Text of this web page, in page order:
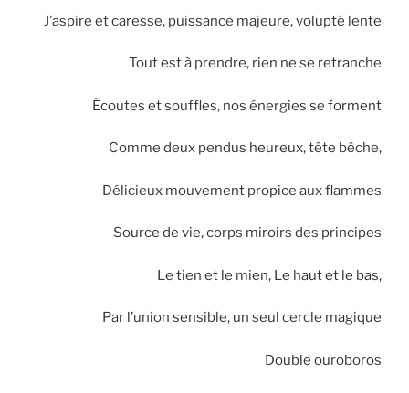
J’aspire et caresse, puissance majeure, volupté lente
Tout est à prendre, rien ne se retranche
Écoutes et souffles, nos énergies se forment
Comme deux pendus heureux, tête bêche,
Délicieux mouvement propice aux flammes
Source de vie, corps miroirs des principes
Le tien et le mien, Le haut et le bas,
Par l’union sensible, un seul cercle magique
Double ouroboros